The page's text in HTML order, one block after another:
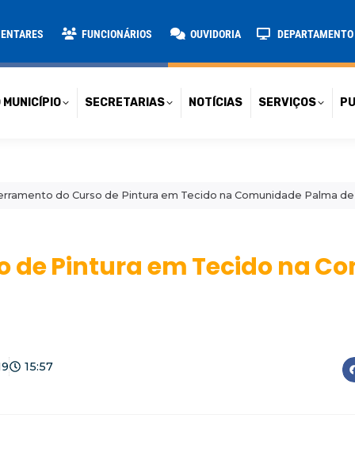
FUNCIONÁRIOS OUVIDORIA
MUNICÍPIO SECRETARIAS NOTÍCIAS SERVIÇOS
do Curso de Pintura em Tecido na Comunidade Palma
de Pintura em Tecido na
15:57